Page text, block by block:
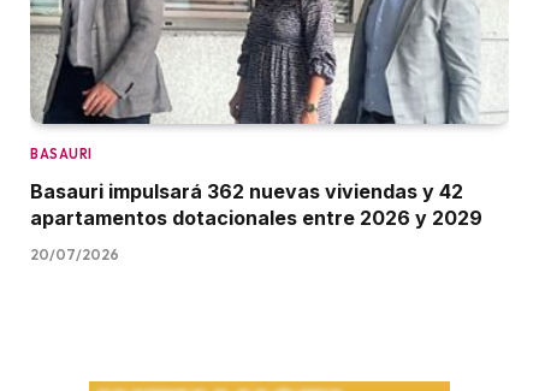
BASAURI
Basauri impulsará 362 nuevas viviendas y 42
apartamentos dotacionales entre 2026 y 2029
20/07/2026